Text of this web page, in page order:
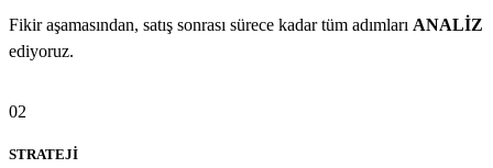
Fikir aşamasından, satış sonrası sürece kadar tüm adımları ANALİZ
ediyoruz.
02
STRATEJİ